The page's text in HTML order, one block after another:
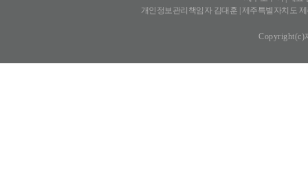
개인정보관리책임자 김대훈 | 제주특별자치도
Copyright(c)